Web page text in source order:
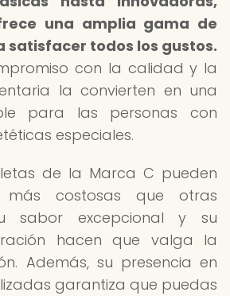
una amplia gama de
satisfacer todos los gustos.
con la calidad y la
la convierten en una
para las personas con
especiales.
de la Marca C pueden
costosas que otras
sabor excepcional y su
hacen que valga la
Además, su presencia en
garantiza que puedas